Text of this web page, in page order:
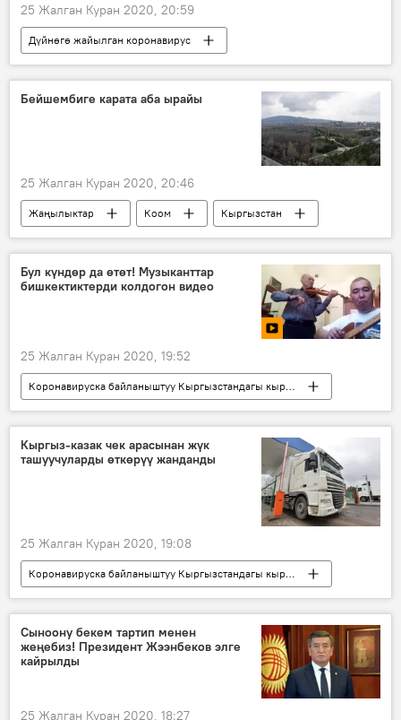
25 Жалган Куран 2020, 20:59
Дүйнөгө жайылган коронавирус
Жаңылыктар
Дүйнөдө
Коом
Владимир Путин
президент
Россия
Бейшембиге карата аба ырайы
25 Жалган Куран 2020, 20:46
Жаңылыктар Коом
Кыргызстан
март
аба ырайы
Бул күндөр да өтөт! Музыканттар
бишкектиктерди колдогон видео
25 Жалган Куран 2020, 19:52
Коронавируска байланыштуу Кыргызстандагы кырдаал
Кыргызстандагы коронавирус жуктуруп алгандар
Кыргызстан
Видео
Мультимедиа
Маданият
коронавирус
Кыргыз-казак чек арасынан жүк
ташуучуларды өткөрүү жанданды
25 Жалган Куран 2020, 19:08
Коронавируска байланыштуу Кыргызстандагы кырдаал
Жаңылыктар
Коом
Кыргызстан
Экономика
Казакстан
өкмөт
жүк ташуучулар
Сыноону бекем тартип менен
жеңебиз! Президент Жээнбеков элге
кайрылды
25 Жалган Куран 2020, 18:27